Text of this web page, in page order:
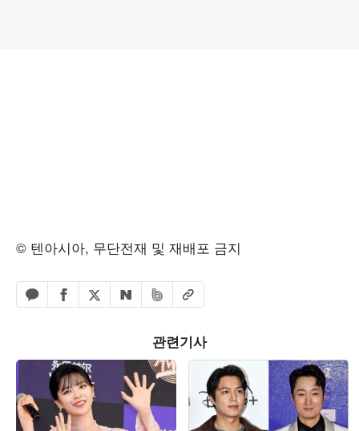
© 텐아시아, 무단전재 및 재배포 금지
카카오톡 공유하기
페이스북 공유하기
엑스 공유하기
네이버 공유하기
밴드 공유하기
URL복사
관련기사